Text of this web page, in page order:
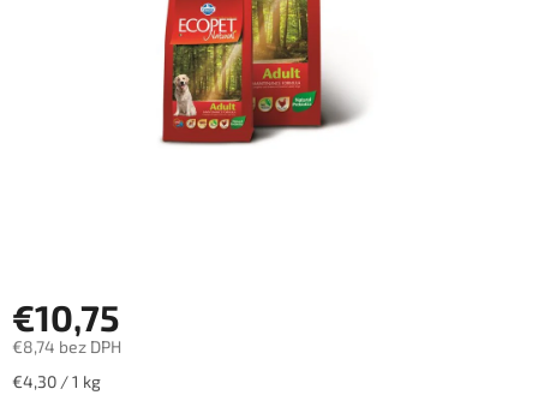
€10,75
€8,74 bez DPH
Jednotková
€4,30 / 1 kg